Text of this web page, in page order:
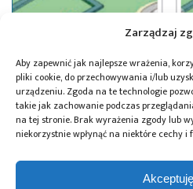
Zarządzaj
Aby zapewnić jak najlepsze wrażenia,
pliki cookie, do przechowywania i/lub
urządzeniu. Zgoda na te technologie
takie jak zachowanie podczas
na tej stronie. Brak wyrażenia zgody lub
niekorzystnie wpłynąć na niektóre cechy i
Akceptuję